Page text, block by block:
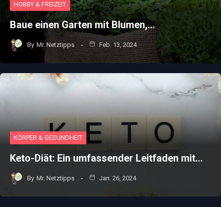
HOBBY & FREIZEIT
Baue einen Garten mit Blumen,…
By Mr. Netztipps Feb. 13, 2024
KÖRPER & GESUNDHEIT
Keto-Diät: Ein umfassender Leitfaden mit…
By Mr. Netztipps Jan. 26, 2024